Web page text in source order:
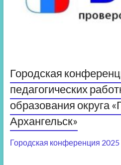
Городская
педагогических
образования округа
Архангельск»
Городская конференция 2025